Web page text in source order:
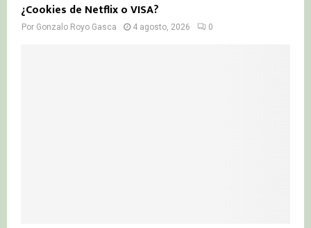
¿Cookies de Netflix o VISA?
Por Gonzalo Royo Gasca 4 agosto, 2026 0